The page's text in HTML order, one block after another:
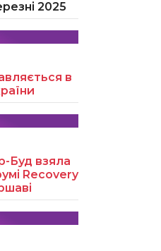
2025
в
Буд взяла
Recovery